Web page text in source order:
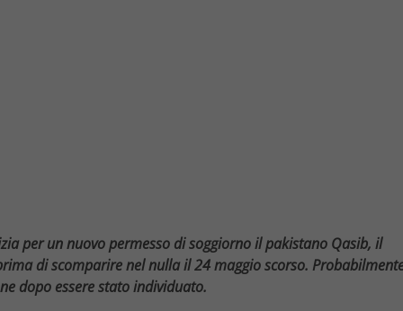
per un nuovo permesso di soggiorno il pakistano Qasib, il
di scomparire nel nulla il 24 maggio scorso.
dopo essere stato individuato.